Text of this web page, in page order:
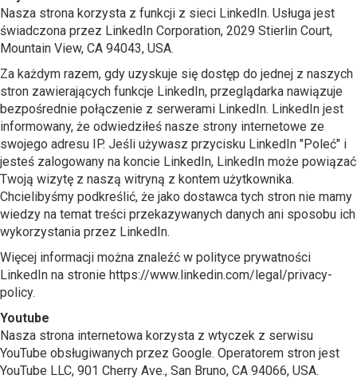
Nasza strona korzysta z funkcji z sieci LinkedIn. Usługa jest
świadczona przez LinkedIn Corporation, 2029 Stierlin Court,
Mountain View, CA 94043, USA.
Za każdym razem, gdy uzyskuje się dostęp do jednej z naszych
stron zawierających funkcje LinkedIn, przeglądarka nawiązuje
bezpośrednie połączenie z serwerami LinkedIn. LinkedIn jest
informowany, że odwiedziłeś nasze strony internetowe ze
swojego adresu IP. Jeśli używasz przycisku LinkedIn "Poleć" i
jesteś zalogowany na koncie LinkedIn, LinkedIn może powiązać
Twoją wizytę z naszą witryną z kontem użytkownika.
Chcielibyśmy podkreślić, że jako dostawca tych stron nie mamy
wiedzy na temat treści przekazywanych danych ani sposobu ich
wykorzystania przez LinkedIn.
Więcej informacji można znaleźć w polityce prywatności
LinkedIn na stronie https://www.linkedin.com/legal/privacy-
policy.
Youtube
Nasza strona internetowa korzysta z wtyczek z serwisu
YouTube obsługiwanych przez Google. Operatorem stron jest
YouTube LLC, 901 Cherry Ave., San Bruno, CA 94066, USA.